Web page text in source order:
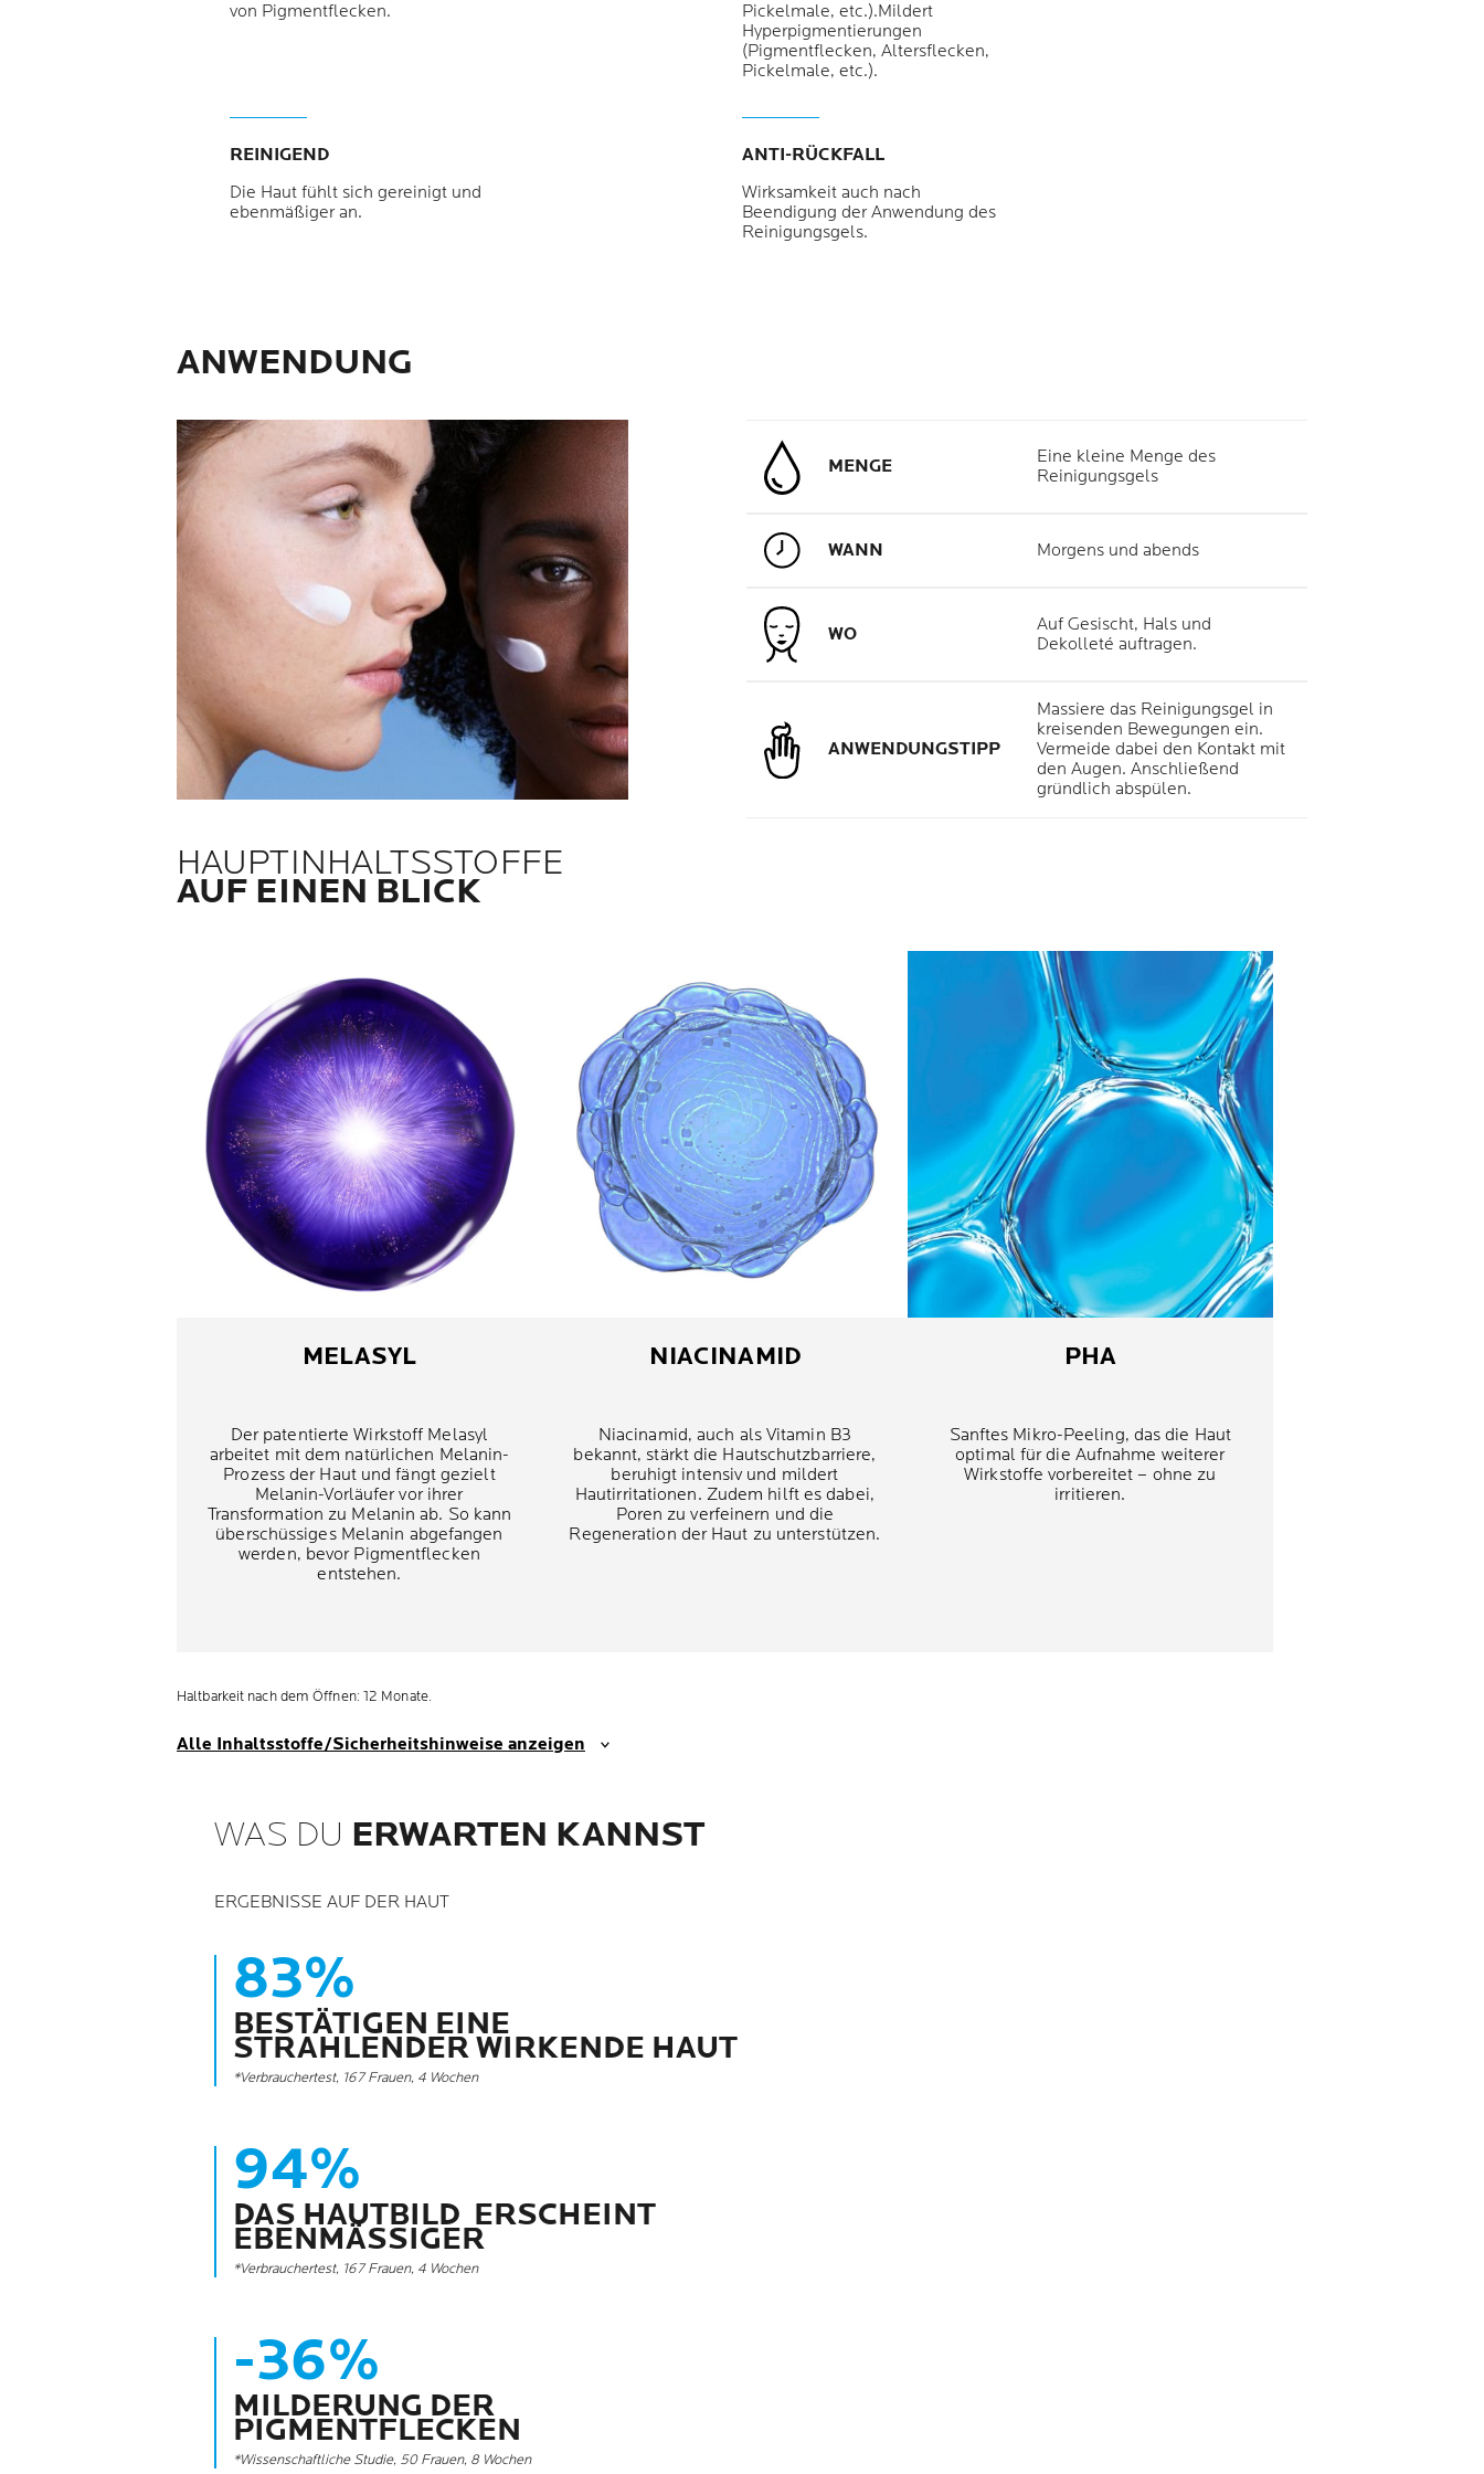
von Pigmentflecken.
Pickelmale, etc.).Mildert
Hyperpigmentierungen
(Pigmentflecken, Altersflecken,
Pickelmale, etc.).
REINIGEND
Die Haut fühlt sich gereinigt und
ebenmäßiger an.
ANTI-RÜCKFALL
Wirksamkeit auch nach
Beendigung der Anwendung des
Reinigungsgels.
ANWENDUNG
MENGE
Eine kleine Menge des
Reinigungsgels
WANN Morgens und abends
WO
Auf Gesischt, Hals und
Dekolleté auftragen.
ANWENDUNGSTIPP
Massiere das Reinigungsgel in
kreisenden Bewegungen ein.
Vermeide dabei den Kontakt mit
den Augen. Anschließend
gründlich abspülen.
HAUPTINHALTSSTOFFE
AUF EINEN BLICK
MELASYL
Der patentierte Wirkstoff Melasyl
arbeitet mit dem natürlichen Melanin-
Prozess der Haut und fängt gezielt
Melanin-Vorläufer vor ihrer
Transformation zu Melanin ab. So kann
überschüssiges Melanin abgefangen
werden, bevor Pigmentflecken
entstehen.
NIACINAMID
Niacinamid, auch als Vitamin B3
bekannt, stärkt die Hautschutzbarriere,
beruhigt intensiv und mildert
Hautirritationen. Zudem hilft es dabei,
Poren zu verfeinern und die
Regeneration der Haut zu unterstützen.
PHA
Sanftes Mikro-Peeling, das die Haut
optimal für die Aufnahme weiterer
Wirkstoffe vorbereitet – ohne zu
irritieren.
Haltbarkeit nach dem Öffnen: 12 Monate.
Alle Inhaltsstoffe/Sicherheitshinweise anzeigen
WAS DU ERWARTEN KANNST
ERGEBNISSE AUF DER HAUT
83%
BESTÄTIGEN EINE
STRAHLENDER WIRKENDE HAUT
*Verbrauchertest, 167 Frauen, 4 Wochen
94%
DAS HAUTBILD ERSCHEINT
EBENMÄSSIGER
*Verbrauchertest, 167 Frauen, 4 Wochen
-36%
MILDERUNG DER
PIGMENTFLECKEN
*Wissenschaftliche Studie, 50 Frauen, 8 Wochen